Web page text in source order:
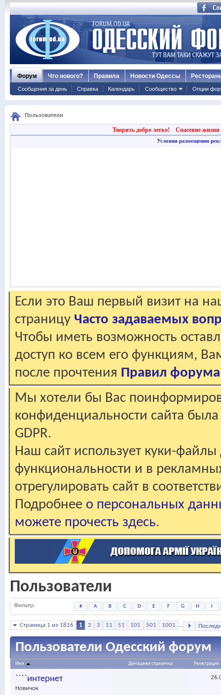
Форум
Сообщения за день Справка Календарь Сообщество Опции
Что нового? Правила Новости Одессы
Пользователи
Творить добро легко! Спасение жизни
Условия размещения
Если это Ваш первый визит на
страницу Часто задаваемых
Чтобы иметь возможность
доступ ко всем его функциям,
после прочтения Правил форума
Мы хотели бы Вас
конфиденциальности сайта
GDPR.
Наш сайт использует куки-файлы
функциональности и в
отрегулировать сайт в
Подробнее о персональных
можете прочесть здесь.
Пользователи
Фильтр # A B C D E F G H
Страница 1 из 1816 1 2 3 11 51 101 501 1001 ...
Пользователи Одесский форум
Имя Домашняя страничка Регистрация
````интернет
Новичок